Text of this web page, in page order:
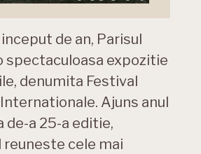
de an, Parisul
spectaculoasa expozitie
denumita Festival
Ajuns anul
de-a 25-a editie,
cele mai